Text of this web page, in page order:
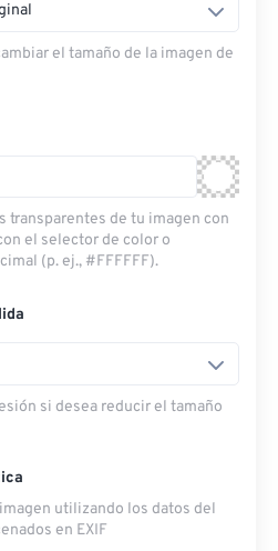
el tamaño de la imagen de
transparentes de tu imagen con
el selector de color o
(p. ej., #FFFFFF).
si desea reducir el tamaño
utilizando los datos del
en EXIF